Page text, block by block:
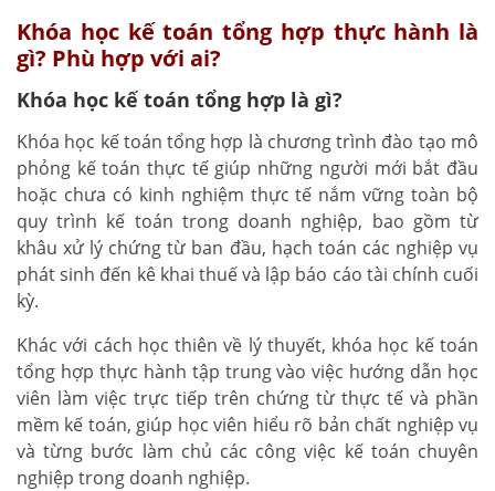
Khóa học kế toán tổng hợp thực hành là
gì? Phù hợp với ai?
Khóa học kế toán tổng hợp là gì?
Khóa học kế toán tổng hợp là chương trình đào tạo mô
phỏng kế toán thực tế giúp những người mới bắt đầu
hoặc chưa có kinh nghiệm thực tế nắm vững toàn bộ
quy trình kế toán trong doanh nghiệp, bao gồm từ
khâu xử lý chứng từ ban đầu, hạch toán các nghiệp vụ
phát sinh đến kê khai thuế và lập báo cáo tài chính cuối
kỳ.
Khác với cách học thiên về lý thuyết, khóa học kế toán
tổng hợp thực hành tập trung vào việc hướng dẫn học
viên làm việc trực tiếp trên chứng từ thực tế và phần
mềm kế toán, giúp học viên hiểu rõ bản chất nghiệp vụ
và từng bước làm chủ các công việc kế toán chuyên
nghiệp trong doanh nghiệp.